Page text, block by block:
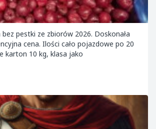
pestki ze zbiorów 2026. Doskonała
cena. Ilości cało pojazdowe po 20
karton 10 kg, klasa jako